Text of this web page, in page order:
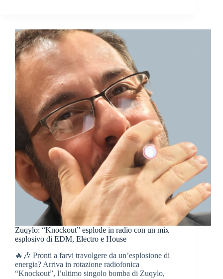
Zuqylo: “Knockout” esplode in radio con un mix
esplosivo di EDM, Electro e House
🔥🎶 Pronti a farvi travolgere da un’esplosione di
energia? Arriva in rotazione radiofonica
“Knockout”, l’ultimo singolo bomba di Zuqylo,